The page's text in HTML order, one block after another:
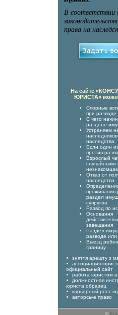
На сайте
ЮРИСТА»
Спорные
при разводе
С чего
разделе
Устраняем
наследства
Если один
против
Взрослый
случайными
Отказ от
наследства
проживания
раздел
супругов
Развод по
Основания
завещания
Раздел
разводе или
Выезд
границу
зняття арешту з
ассоциация
официальный сайт
работа юристом в
должностная
юриста образец
карьерный рост
авторське право
©